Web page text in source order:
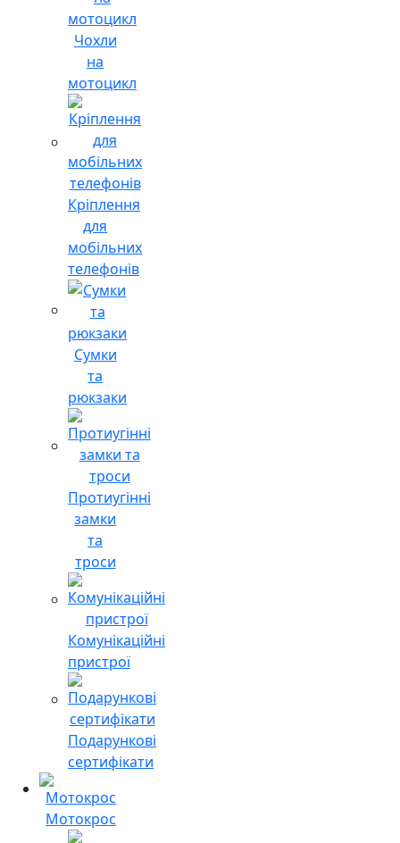
Чохли
на
мотоцикл
Кріплення
для
мобільних
телефонів
Сумки
та
рюкзаки
Протиугінні
замки
та
троси
Комунікаційні
пристрої
Подарункові
сертифікати
Мотокрос